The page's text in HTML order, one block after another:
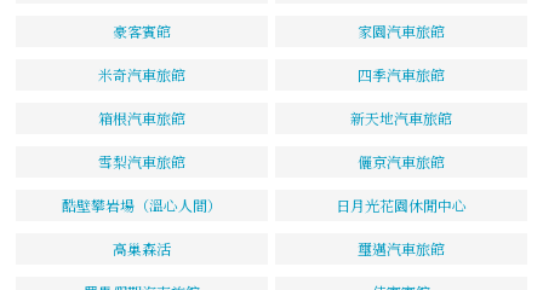
豪客賓館 家園汽車旅館
米奇汽車旅館 四季汽車旅館
箱根汽車旅館 新天地汽車旅館
雪梨汽車旅館 儷京汽車旅館
酷壁攀岩場（溫心人間） 日月光花園休閒中心
高巢森活 璽邁汽車旅館